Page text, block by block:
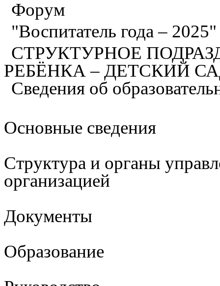
Форум
"Воспитатель года –
СТРУКТУРНОЕ
РЕБЁНКА – ДЕТСКИЙ
Сведения об
Основные сведения
Структура и органы
организацией
Документы
Образование